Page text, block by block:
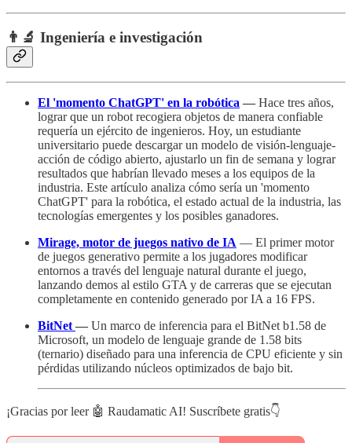
👨‍🔬 Ingeniería e investigación
El 'momento ChatGPT' en la robótica — Hace tres años,
lograr que un robot recogiera objetos de manera confiable
requería un ejército de ingenieros. Hoy, un estudiante
universitario puede descargar un modelo de visión-lenguaje-
acción de código abierto, ajustarlo un fin de semana y lograr
resultados que habrían llevado meses a los equipos de la
industria. Este artículo analiza cómo sería un 'momento
ChatGPT' para la robótica, el estado actual de la industria, las
tecnologías emergentes y los posibles ganadores.
Mirage, motor de juegos nativo de IA — El primer motor
de juegos generativo permite a los jugadores modificar
entornos a través del lenguaje natural durante el juego,
lanzando demos al estilo GTA y de carreras que se ejecutan
completamente en contenido generado por IA a 16 FPS.
BitNet— Un marco de inferencia para el BitNet b1.58 de
Microsoft, un modelo de lenguaje grande de 1.58 bits
(ternario) diseñado para una inferencia de CPU eficiente y sin
pérdidas utilizando núcleos optimizados de bajo bit.
¡Gracias por leer 🤖 Raudamatic AI! Suscríbete gratis👇